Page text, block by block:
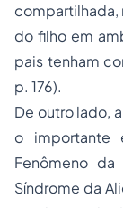
compartilhada,
do filho em
pais tenham
p. 176).
De outro lado,
o importante
Fenômeno da
Síndrome da